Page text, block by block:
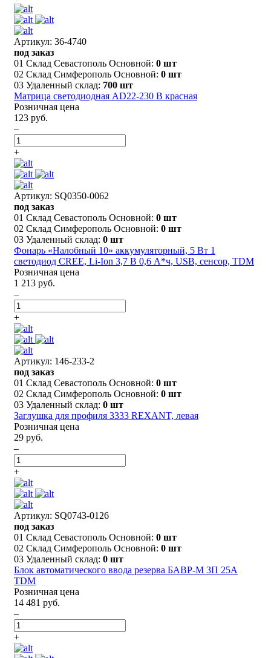
Артикул: 36-4740
под заказ
01 Склад Севастополь Основной: 0 шт
02 Склад Симферополь Основной: 0 шт
03 Удаленный склад: 700 шт
Матрица светодиодная AD22-230 В красная
Розничная цена
123 руб.
–
+
Артикул: SQ0350-0062
под заказ
01 Склад Севастополь Основной: 0 шт
02 Склад Симферополь Основной: 0 шт
03 Удаленный склад: 0 шт
Фонарь «Налобный 10» аккумуляторный, 5 Вт 1
светодиод CREE, Li-Ion 3,7 В 0,6 А*ч, USB, сенсор, TDM
Розничная цена
1 213 руб.
–
+
Артикул: 146-233-2
под заказ
01 Склад Севастополь Основной: 0 шт
02 Склад Симферополь Основной: 0 шт
03 Удаленный склад: 0 шт
Заглушка для профиля 3333 REXANT, левая
Розничная цена
29 руб.
–
+
Артикул: SQ0743-0126
под заказ
01 Склад Севастополь Основной: 0 шт
02 Склад Симферополь Основной: 0 шт
03 Удаленный склад: 0 шт
Блок автоматического ввода резерва БАВР-М 3П 25А
TDM
Розничная цена
14 481 руб.
–
+